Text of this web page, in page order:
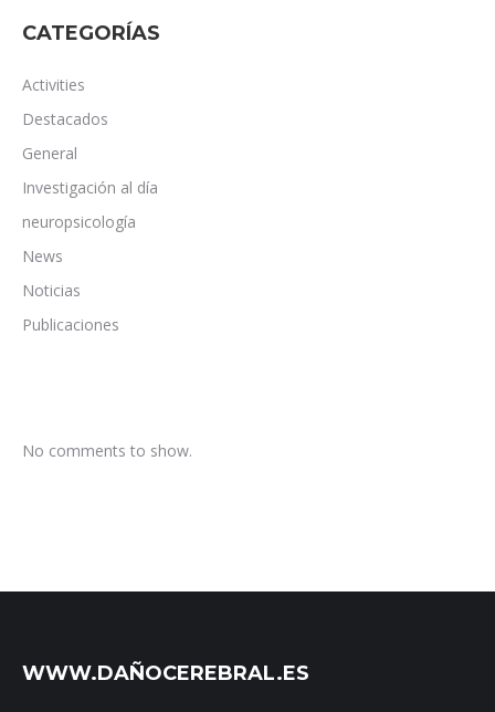
CATEGORÍAS
Activities
Destacados
General
Investigación al día
neuropsicología
News
Noticias
Publicaciones
No comments to show.
WWW.DAÑOCEREBRAL.ES